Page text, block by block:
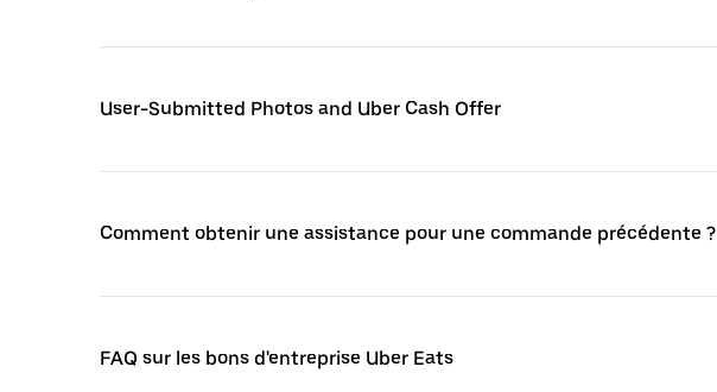
User-Submitted Photos and Uber Cash Offer
Comment obtenir une assistance pour une commande précédente ?
FAQ sur les bons d'entreprise Uber Eats